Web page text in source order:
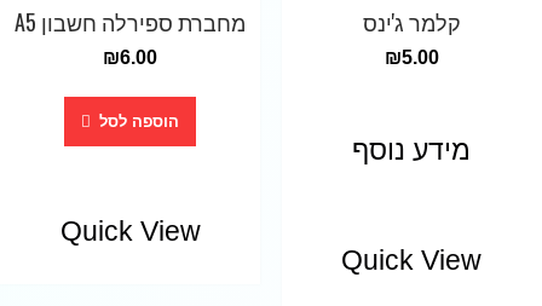
קלמר ג'ינס
₪5.00
מידע נוסף
Quick View
מחברת ספירלה חשבון A5
₪6.00
הוספה לסל
Quick View